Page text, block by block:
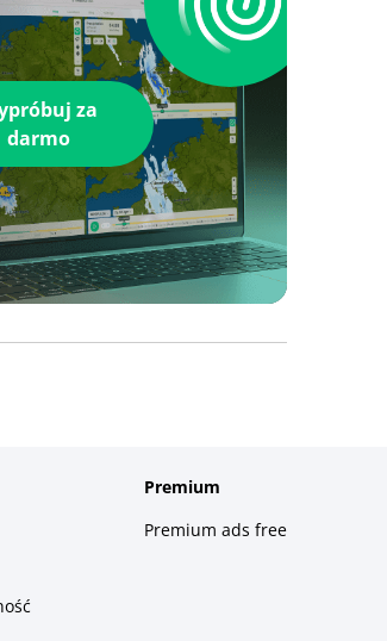
za
darmo
Premium
Premium ads free